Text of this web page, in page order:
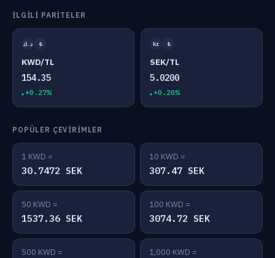
İLGILI PARITELER
د.ك ₺
KWD/TL
154.35
+0.27%
kr ₺
SEK/TL
5.0200
+0.20%
POPÜLER ÇEVIRIMLER
1 KWD =
30.7472 SEK
10 KWD =
307.47 SEK
50 KWD =
1537.36 SEK
100 KWD =
3074.72 SEK
500 KWD = 1,000 KWD =